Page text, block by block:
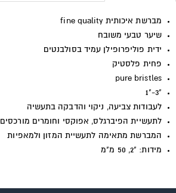
מברשת איכותית
שיער טבעי משובח
ידית פוליפרופילן עמיד בסולבנטים
פחית פלסטיק
pure bristles
"3-"1
לעבודות צביעה, ניקוי והדבקה בתעשיה
לתעשיית הפיברגלס, אפוקסי וחומרים מורכסים
המברשת מתאימה לתעשיית המזון ולמאפיות
מידות: "2, 50 מ"מ